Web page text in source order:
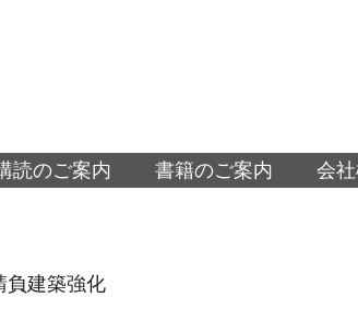
読のご案内 書籍のご案内 会
負建築強化